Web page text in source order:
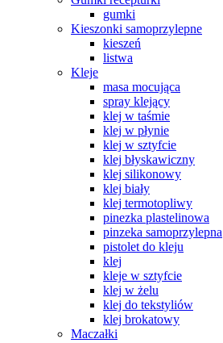
gumki
Kieszonki samoprzylepne
kieszeń
listwa
Kleje
masa mocująca
spray klejący
klej w taśmie
klej w płynie
klej w sztyfcie
klej błyskawiczny
klej silikonowy
klej biały
klej termotopliwy
pinezka plastelinowa
pinzeka samoprzylepna
pistolet do kleju
klej
kleje w sztyfcie
klej w żelu
klej do tekstyliów
klej brokatowy
Maczałki